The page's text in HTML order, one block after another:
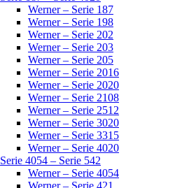
Werner – Serie 187
Werner – Serie 198
Werner – Serie 202
Werner – Serie 203
Werner – Serie 205
Werner – Serie 2016
Werner – Serie 2020
Werner – Serie 2108
Werner – Serie 2512
Werner – Serie 3020
Werner – Serie 3315
Werner – Serie 4020
Serie 4054 – Serie 542
Werner – Serie 4054
Werner – Serie 421